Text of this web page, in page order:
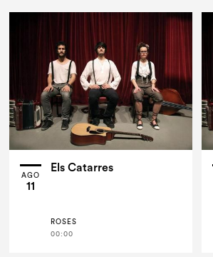
AGO
11
Els Catarres
ROSES
00:00